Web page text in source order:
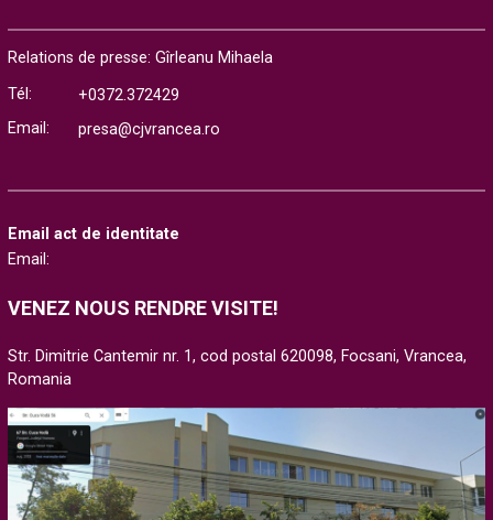
Relations de presse: Gîrleanu Mihaela
Tél:
+0372.372429
Email:
presa@cjvrancea.ro
Email act de identitate
Email:
VENEZ NOUS RENDRE VISITE!
Str. Dimitrie Cantemir nr. 1, cod postal 620098, Focsani, Vrancea,
Romania